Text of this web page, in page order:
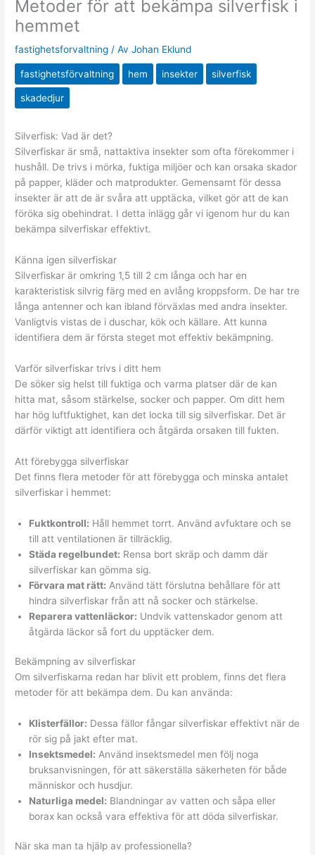
Metoder för att bekämpa silverfisk i
hemmet
fastighetsforvaltning / AvJohan Eklund
fastighetsförvaltning hem insekter silverfisk
skadedjur
Silverfisk: Vad är det?
Silverfiskar är små, nattaktiva insekter som ofta förekommer i
hushåll. De trivs i mörka, fuktiga miljöer och kan orsaka skador
på papper, kläder och matprodukter. Gemensamt för dessa
insekter är att de är svåra att upptäcka, vilket gör att de kan
föröka sig obehindrat. I detta inlägg går vi igenom hur du kan
bekämpa silverfiskar effektivt.
Känna igen silverfiskar
Silverfiskar är omkring 1,5 till 2 cm långa och har en
karakteristisk silvrig färg med en avlång kroppsform. De har tre
långa antenner och kan ibland förväxlas med andra insekter.
Vanligtvis vistas de i duschar, kök och källare. Att kunna
identifiera dem är första steget mot effektiv bekämpning.
Varför silverfiskar trivs i ditt hem
De söker sig helst till fuktiga och varma platser där de kan
hitta mat, såsom stärkelse, socker och papper. Om ditt hem
har hög luftfuktighet, kan det locka till sig silverfiskar. Det är
därför viktigt att identifiera och åtgärda orsaken till fukten.
Att förebygga silverfiskar
Det finns flera metoder för att förebygga och minska antalet
silverfiskar i hemmet:
Fuktkontroll: Håll hemmet torrt. Använd avfuktare och se
till att ventilationen är tillräcklig.
Städa regelbundet: Rensa bort skräp och damm där
silverfiskar kan gömma sig.
Förvara mat rätt: Använd tätt förslutna behållare för att
hindra silverfiskar från att nå socker och stärkelse.
Reparera vattenläckor: Undvik vattenskador genom att
åtgärda läckor så fort du upptäcker dem.
Bekämpning av silverfiskar
Om silverfiskarna redan har blivit ett problem, finns det flera
metoder för att bekämpa dem. Du kan använda:
Klisterfällor: Dessa fällor fångar silverfiskar effektivt när de
rör sig på jakt efter mat.
Insektsmedel: Använd insektsmedel men följ noga
bruksanvisningen, för att säkerställa säkerheten för både
människor och husdjur.
Naturliga medel: Blandningar av vatten och såpa eller
borax kan också vara effektiva för att döda silverfiskar.
När ska man ta hjälp av professionella?